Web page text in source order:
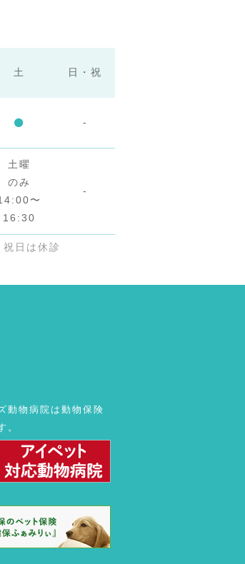
土 日・祝
-
土曜
のみ
〜
16:30
-
日は休診
動物病院は動物保険
。